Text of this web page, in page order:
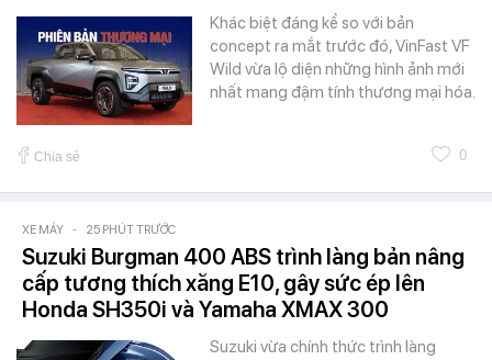
Khác biệt đáng kể so với bản
concept ra mắt trước đó, VinFast VF
Wild vừa lộ diện những hình ảnh mới
nhất mang đậm tính thương mại hóa.
Chia sẻ 0
XE MÁY - 25 PHÚT TRƯỚC
Suzuki Burgman 400 ABS trình làng bản nâng
cấp tương thích xăng E10, gây sức ép lên
Honda SH350i và Yamaha XMAX 300
Suzuki vừa chính thức trình làng